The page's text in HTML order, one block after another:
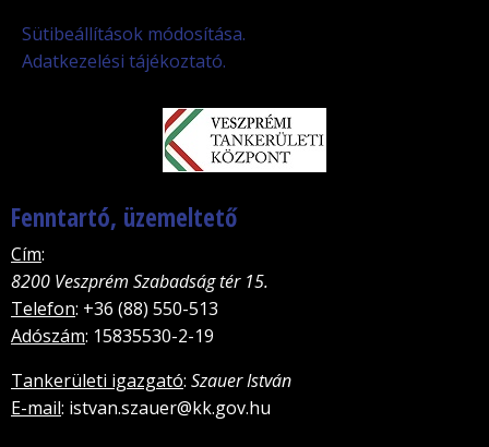
Sütibeállítások módosítása.
Adatkezelési tájékoztató.
Fenntartó, üzemeltető
Cím:
8200 Veszprém Szabadság tér 15.
Telefon: +36 (88) 550-513
Adószám: 15835530-2-19
Tankerületi igazgató: Szauer István
E-mail: istvan.szauer@kk.gov.hu